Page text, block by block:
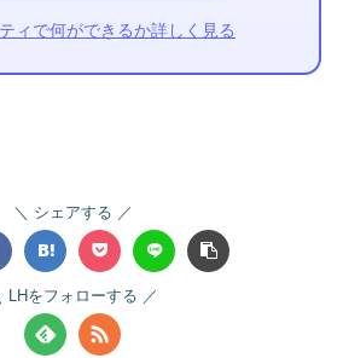
ィで何ができるか詳しく見る
シェアする
LHをフォローする